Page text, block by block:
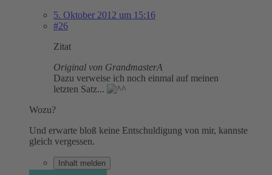
5. Oktober 2012 um 15:16
#26
Zitat
Original von GrandmasterA
Dazu verweise ich noch einmal auf meinen
letzten Satz...
Wozu?
Und erwarte bloß keine Entschuldigung von mir, kannste
gleich vergessen.
Inhalt melden